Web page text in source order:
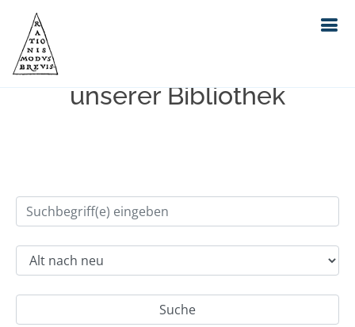
Einfache Suche im Bestand
unserer Bibliothek